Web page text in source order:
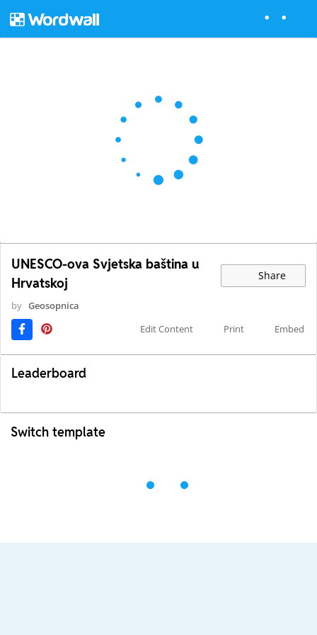
UNESCO-ova Svjetska baština u
Hrvatskoj
Share
by Geosopnica
Edit Content
Print Embed
Leaderboard
Switch template